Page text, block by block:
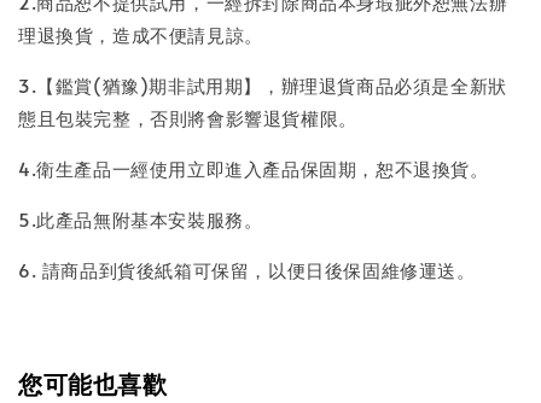
理退換貨，造成不便請見諒。
3.【鑑賞(猶豫)期非試用期】，辦理退貨商品必須是全新狀
態且包裝完整，否則將會影響退貨權限。
4.衛生產品一經使用立即進入產品保固期，恕不退換貨。
5.此產品無附基本安裝服務。
6. 請商品到貨後紙箱可保留，以便日後保固維修運送。
您可能也喜歡